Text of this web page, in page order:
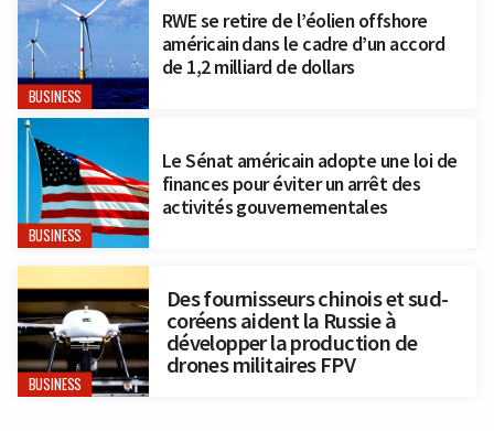
BUSINESS
RWE se retire de l’éolien offshore
américain dans le cadre d’un accord
de 1,2 milliard de dollars
BUSINESS
Le Sénat américain adopte une loi de
finances pour éviter un arrêt des
activités gouvernementales
BUSINESS
Des fournisseurs chinois et sud-
coréens aident la Russie à
développer la production de
drones militaires FPV